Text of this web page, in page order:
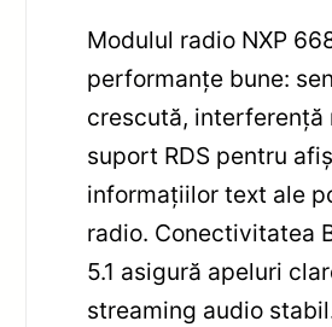
Modulul radio NXP
performanțe bune:
crescută, interferență
suport RDS pentru
informațiilor text ale
radio. Conectivitatea
5.1 asigură apeluri
streaming audio